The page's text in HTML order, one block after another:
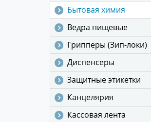
Бытовая химия
Ведра пищевые
Грипперы (Зип-локи)
Диспенсеры
Защитные этикетки
Канцелярия
Кассовая лента